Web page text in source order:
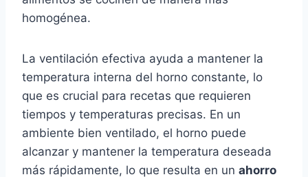
homogénea.
La ventilación efectiva ayuda a mantener la
temperatura interna del horno constante, lo
que es crucial para recetas que requieren
tiempos y temperaturas precisas. En un
ambiente bien ventilado, el horno puede
alcanzar y mantener la temperatura deseada
más rápidamente, lo que resulta en un ahorro